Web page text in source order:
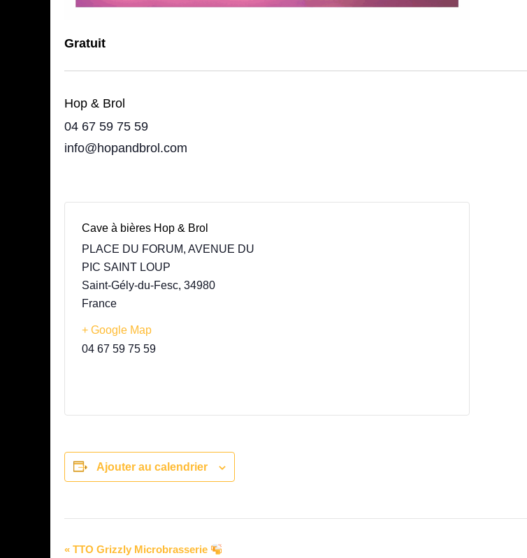
Gratuit
Hop & Brol
04 67 59 75 59
info@hopandbrol.com
Cave à bières Hop & Brol
PLACE DU FORUM, AVENUE DU
PIC SAINT LOUP
Saint-Gély-du-Fesc, 34980
France
+ Google Map
04 67 59 75 59
Ajouter au calendrier
Navigation
« TTO Grizzly Microbrasserie